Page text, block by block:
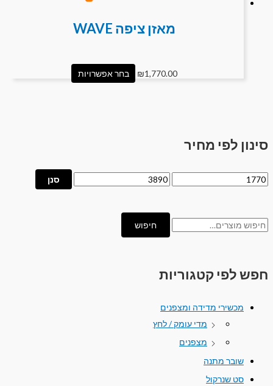
סינון לפי מחיר
סנן
חיפוש
חפש לפי קטגוריות
מכשירי מדידה ומצפנים
מדי עומק / לחץ
מצפנים
שובר מתנה
סט שנרקול
מאזן ציפה WAVE
₪1,770.00 בחר אפשרויות